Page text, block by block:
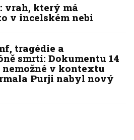
vrah, který má
v incelském nebi
tragédie a
smrti: Dokumentu 14
v kontextu
Purji nabyl nový